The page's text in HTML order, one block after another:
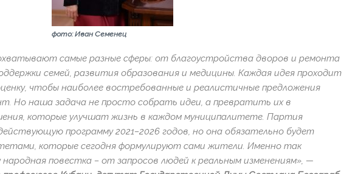
фото: Иван Семенец
самые разные сферы: от благоустройства дворов и ремонта
семей, развития образования и медицины. Каждая идея проходит
чтобы наиболее востребованные и реалистичные предложения
Но наша задача не просто собрать идеи, а превратить их в
которые улучшат жизнь в каждом муниципалитете. Партия
программу 2021–2026 годов, но она обязательно будет
которые сегодня формулируют сами жители. Именно так
повестка – от запросов людей к реальным изменениям», —